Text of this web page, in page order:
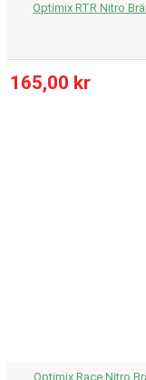
Optimix RTR Nitro
165,00 kr
Optimix Race Nitro